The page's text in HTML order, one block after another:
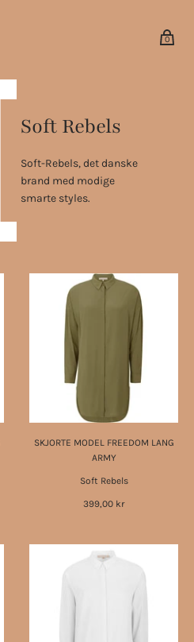
0
Soft Rebels
Soft-Rebels, det danske
brand med modige
smarte styles.
SKJORTE MODEL FREEDOM LANG
ARMY
Soft Rebels
399,00 kr